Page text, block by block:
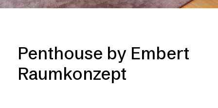
Penthouse by Embert
Raumkonzept